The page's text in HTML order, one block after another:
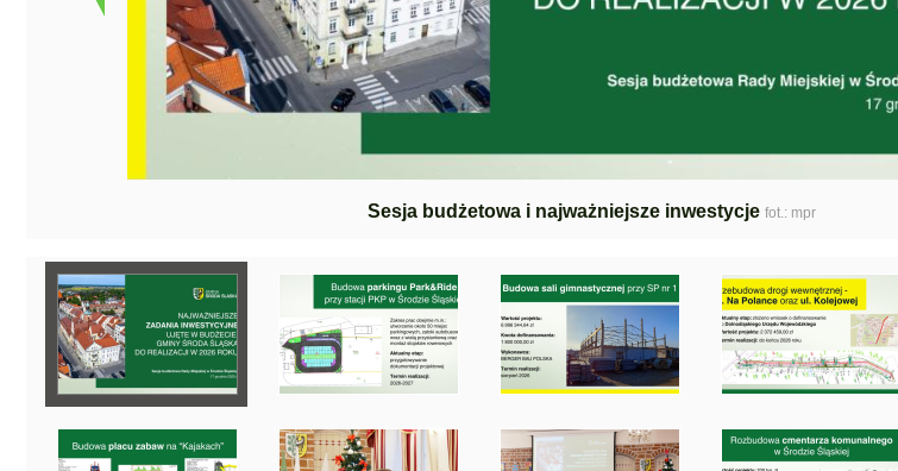
Sesja budżetowa i najważniejsze inwestycje fot.: mpr